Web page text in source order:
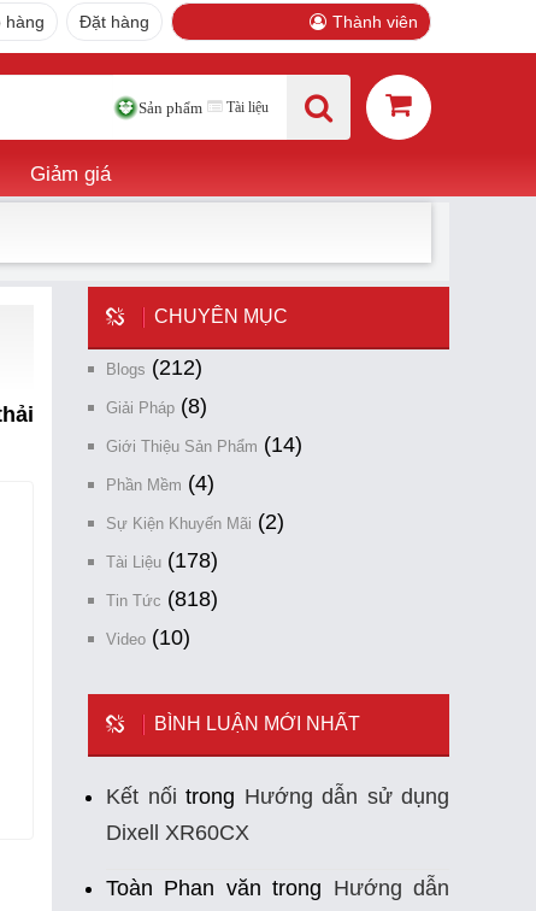
hàng Đặt hàng Thành viên
Sản phẩm Tài liệu
Giảm giá
CHUYÊN MỤC
Blogs (212)
Giải Pháp (8)
Giới Thiệu Sản Phẩm (14)
Phần Mềm (4)
Sự Kiện Khuyến Mãi (2)
Tài Liệu (178)
Tin Tức (818)
Video (10)
BÌNH LUẬN MỚI NHẤT
Kết nối trong Hướng dẫn sử dụng
Dixell XR60CX
Toàn Phan văn trong Hướng dẫn